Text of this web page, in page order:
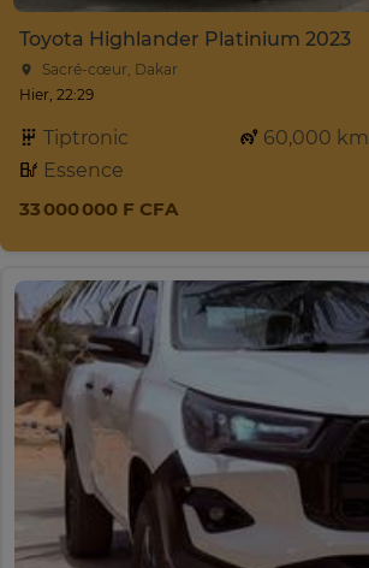
Toyota Highlander Platinium 2023
Sacré-cœur, Dakar
Hier, 22:29
Tiptronic
60,000 km
Essence
33 000 000 F CFA